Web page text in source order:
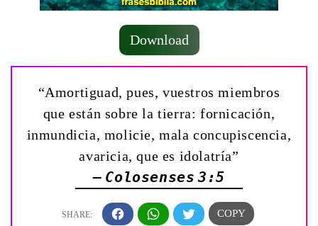
Download
“Amortiguad, pues, vuestros miembros
que están sobre la tierra: fornicación,
inmundicia, molicie, mala concupiscencia,
avaricia, que es idolatría”
— Colosenses 3:5